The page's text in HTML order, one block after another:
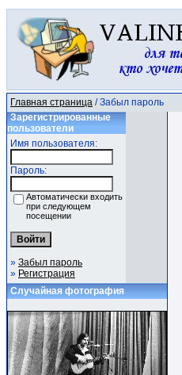
Главная страница / Забыл пароль
Зарегистрированные
пользователи
Имя пользователя:
Пароль:
Автоматически входить
при следующем
посещении
» Забыл пароль
» Регистрация
Случайная фотография